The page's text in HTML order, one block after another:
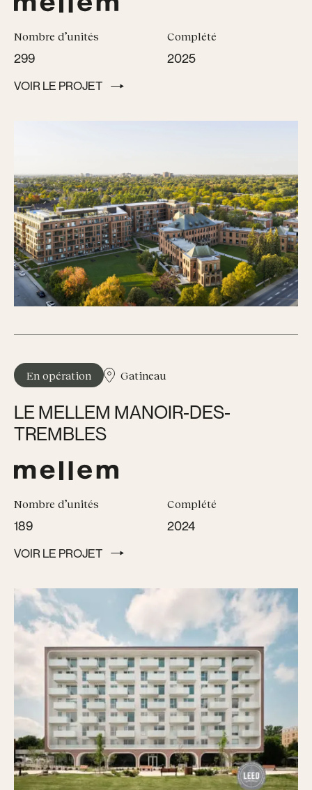
Nombre d’unités
299
Complété
2025
VOIR LE PROJET
En opération Gatineau
LE MELLEM MANOIR-DES-
TREMBLES
Nombre d’unités
189
Complété
2024
VOIR LE PROJET